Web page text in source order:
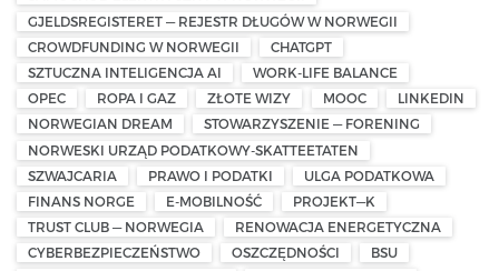
GJELDSREGISTERET — REJESTR DŁUGÓW W NORWEGII
CROWDFUNDING W NORWEGII
CHATGPT
SZTUCZNA INTELIGENCJA AI
WORK-LIFE BALANCE
OPEC
ROPA I GAZ ZŁOTE WIZY MOOC
LINKEDIN
NORWEGIAN DREAM
STOWARZYSZENIE — FORENING
NORWESKI URZĄD PODATKOWY-SKATTEETATEN
SZWAJCARIA
PRAWO I PODATKI
ULGA PODATKOWA
FINANS NORGE
E-MOBILNOŚĆ
PROJEKT—K
TRUST CLUB — NORWEGIA
RENOWACJA ENERGETYCZNA
CYBERBEZPIECZEŃSTWO
OSZCZĘDNOŚCI
BSU